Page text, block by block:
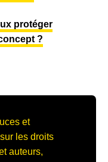
protéger
?
et
les droits
auteurs,